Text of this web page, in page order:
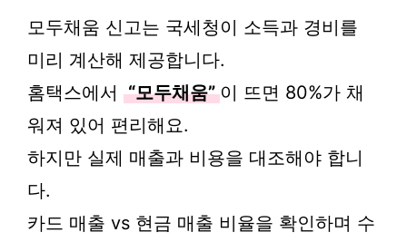
모두채움 신고는 국세청이 소득과 경비를
미리 계산해 제공합니다.
홈택스에서 “모두채움” 이 뜨면 80%가 채
워져 있어 편리해요.
하지만 실제 매출과 비용을 대조해야 합니
다.
카드 매출 vs 현금 매출 비율을 확인하며 수